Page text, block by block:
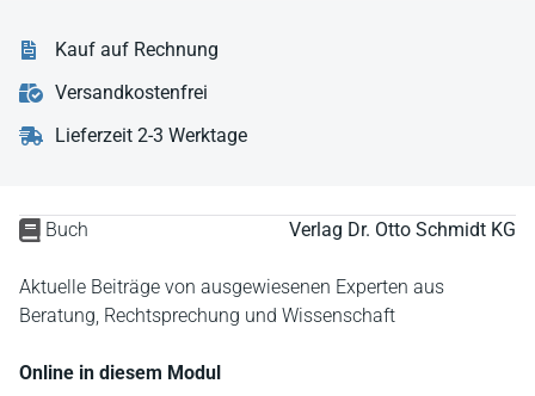
Buch Verlag Dr. Otto Schmidt KG
Aktuelle Beiträge von ausgewiesenen Experten aus
Beratung, Rechtsprechung und Wissenschaft
Online in diesem Modul
Kauf auf Rechnung
Versandkostenfrei
Lieferzeit 2-3 Werktage